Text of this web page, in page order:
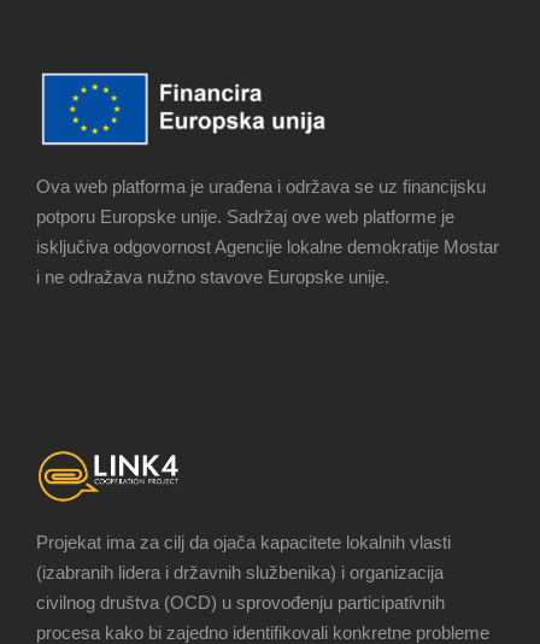
Ova web platforma je urađena i održava se uz financijsku
potporu Europske unije. Sadržaj ove web platforme je
isključiva odgovornost Agencije lokalne demokratije Mostar
i ne odražava nužno stavove Europske unije.
Projekat ima za cilj da ojača kapacitete lokalnih vlasti
(izabranih lidera i državnih službenika) i organizacija
civilnog društva (OCD) u sprovođenju participativnih
procesa kako bi zajedno identifikovali konkretne probleme